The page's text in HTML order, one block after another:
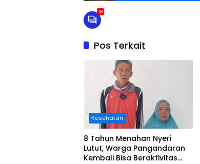
18
Pos Terkait
Kesehatan
8 Tahun Menahan Nyeri
Lutut, Warga Pangandaran
Kembali Bisa Beraktivitas